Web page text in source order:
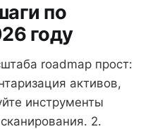
по
году
roadmap прост:
активов,
инструменты
2.